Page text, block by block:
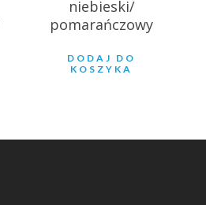
niebieski/
pomarańczowy
DODAJ DO
KOSZYKA